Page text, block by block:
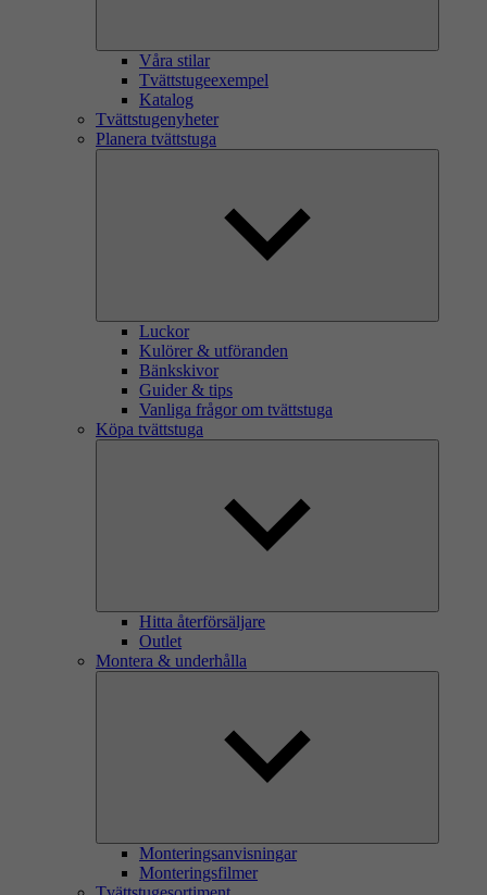
Våra stilar
Tvättstugeexempel
Katalog
Tvättstugenyheter
Planera tvättstuga
Luckor
Kulörer & utföranden
Bänkskivor
Guider & tips
Vanliga frågor om tvättstuga
Köpa tvättstuga
Hitta återförsäljare
Outlet
Montera & underhålla
Monteringsanvisningar
Monteringsfilmer